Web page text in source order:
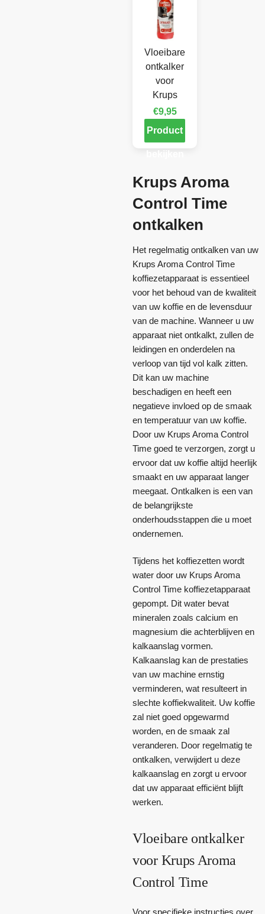
Vloeibare
ontkalker
voor
Krups
€9,95
Product
Krups Aroma
Control Time
ontkalken
Het regelmatig ontkalken van uw
Krups Aroma Control Time
koffiezetapparaat is essentieel
voor het behoud van de kwaliteit
van uw koffie en de levensduur
van de machine. Wanneer u uw
apparaat niet ontkalkt, zullen de
leidingen en onderdelen na
verloop van tijd vol kalk zitten.
Dit kan uw machine
beschadigen en heeft een
negatieve invloed op de smaak
en temperatuur van uw koffie.
Door uw Krups Aroma Control
Time goed te verzorgen, zorgt u
ervoor dat uw koffie altijd heerlijk
smaakt en uw apparaat langer
meegaat. Ontkalken is een van
de belangrijkste
onderhoudsstappen die u moet
ondernemen.
Tijdens het koffiezetten wordt
water door uw Krups Aroma
Control Time koffiezetapparaat
gepompt. Dit water bevat
mineralen zoals calcium en
magnesium die achterblijven en
kalkaanslag vormen.
Kalkaanslag kan de prestaties
van uw machine ernstig
verminderen, wat resulteert in
slechte koffiekwaliteit. Uw koffie
zal niet goed opgewarmd
worden, en de smaak zal
veranderen. Door regelmatig te
ontkalken, verwijdert u deze
kalkaanslag en zorgt u ervoor
dat uw apparaat efficiënt blijft
werken.
Vloeibare ontkalker
voor Krups Aroma
Control Time
Voor specifieke instructies over